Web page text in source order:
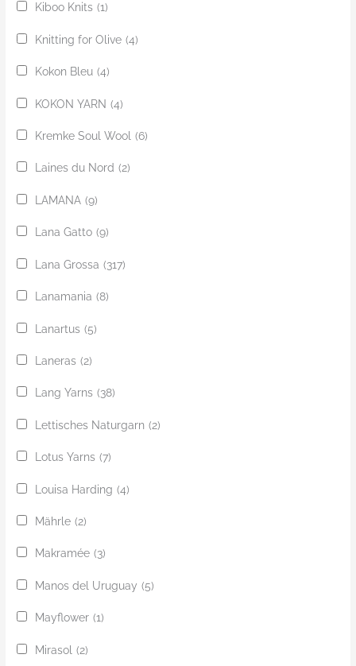
Kiboo Knits (1)
Knitting for Olive (4)
Kokon Bleu (4)
KOKON YARN (4)
Kremke Soul Wool (6)
Laines du Nord (2)
LAMANA (9)
Lana Gatto (9)
Lana Grossa (317)
Lanamania (8)
Lanartus (5)
Laneras (2)
Lang Yarns (38)
Lettisches Naturgarn (2)
Lotus Yarns (7)
Louisa Harding (4)
Mährle (2)
Makramée (3)
Manos del Uruguay (5)
Mayflower (1)
Mirasol (2)